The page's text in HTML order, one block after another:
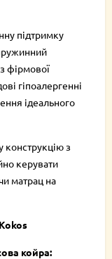
підтримку
фірмової
гіпоалергенні
ідеального
з
керувати
матрац на
койра: